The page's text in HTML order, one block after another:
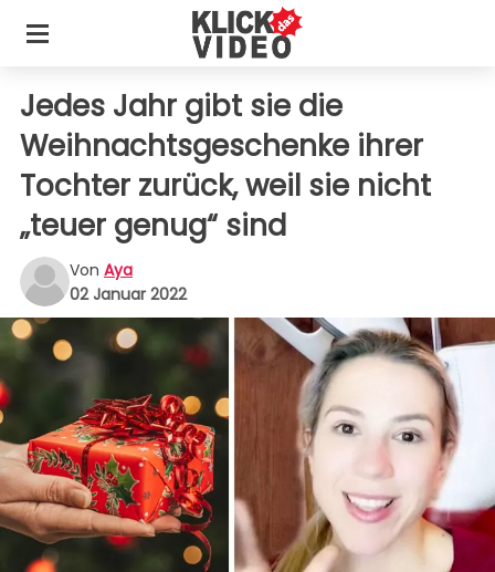
Jedes Jahr gibt sie die
Weihnachtsgeschenke ihrer
Tochter zurück, weil sie nicht
„teuer genug“ sind
Von Aya
02 Januar 2022